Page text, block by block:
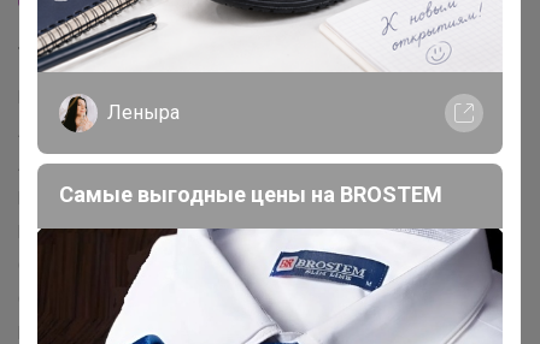
Торговые марки
Mango™
Abro™
AIGNER™
Armani Exchange™
Aunts & Uncles™ Bach™
Bellroy™
Bogner™
BOSS™ Braun Bьffel™ Brics™
Brooks England™
Buckle & Seam™
Bugatti™ Burkely™
by Malene Birger™
Campomaggi™
Castelijn & Beerens™
Coach™ Coccinelle™ Cфte&Ciel™
Delsey Paris™
Depeche™ Deuter™ DKNY™
Doughnut™
Леныра
Самые выгодные цены на BROSTEM